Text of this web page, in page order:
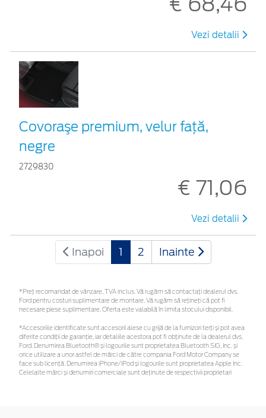
Vezi detalii
Covoraşe premium, velur faţă,
negre
2729830
€ 71,06
Vezi detalii
Inapoi 1 2 Inainte
*Preţ recomandat de vânzare, TVA inclus. Vă rugăm să contactaţi dealerul dvs.
Ford pentru costuri suplimentare de montare. Vă rugăm să rețineți că pot fi
necesare piese suplimentare. Oferta este valabilă în limita stocului disponibil.
*Accesoriile identificate sunt accesorii alese cu grijă de la furnizori terți și pot avea
diferite condiții de garanție, iar detaliile acestora pot fi obținute de la dealerul dvs.
Ford. Denumirea Bluetooth® și logourile sunt proprietatea Bluetooth SIG, Inc. și
orice utilizare a unor astfel de mărci de către compania Ford Motor Company se
face sub licență. Denumirea iPhone/iPod și logourile sunt proprietatea Apple Inc.
Celelalte mărci și denumiri comerciale sunt deținute de respectivii proprietari